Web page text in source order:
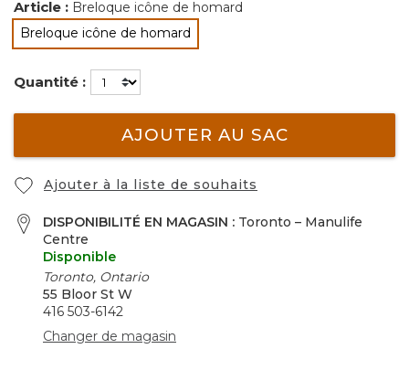
Article : Breloque icône de homard
Breloque icône de homard
sélectionné
Quantité :
AJOUTER AU SAC
Ajouter à la liste de souhaits
DISPONIBILITÉ EN MAGASIN : Toronto – Manulife
Centre
Disponible
Toronto, Ontario
55 Bloor St W
416 503-6142
Changer de magasin